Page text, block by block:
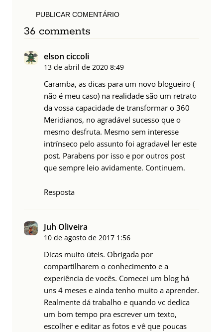
PUBLICAR COMENTÁRIO
36 comments
elson ciccoli
13 de abril de 2020 8:49
Caramba, as dicas para um novo blogueiro (
não é meu caso) na realidade são um retrato
da vossa capacidade de transformar o 360
Meridianos, no agradável sucesso que o
mesmo desfruta. Mesmo sem interesse
intrínseco pelo assunto foi agradavel ler este
post. Parabens por isso e por outros post
que sempre leio avidamente. Continuem.
Resposta
Juh Oliveira
10 de agosto de 2017 1:56
Dicas muito úteis. Obrigada por
compartilharem o conhecimento e a
experiência de vocês. Comecei um blog há
uns 4 meses e ainda tenho muito a aprender.
Realmente dá trabalho e quando vc dedica
um bom tempo pra escrever um texto,
escolher e editar as fotos e vê que poucas